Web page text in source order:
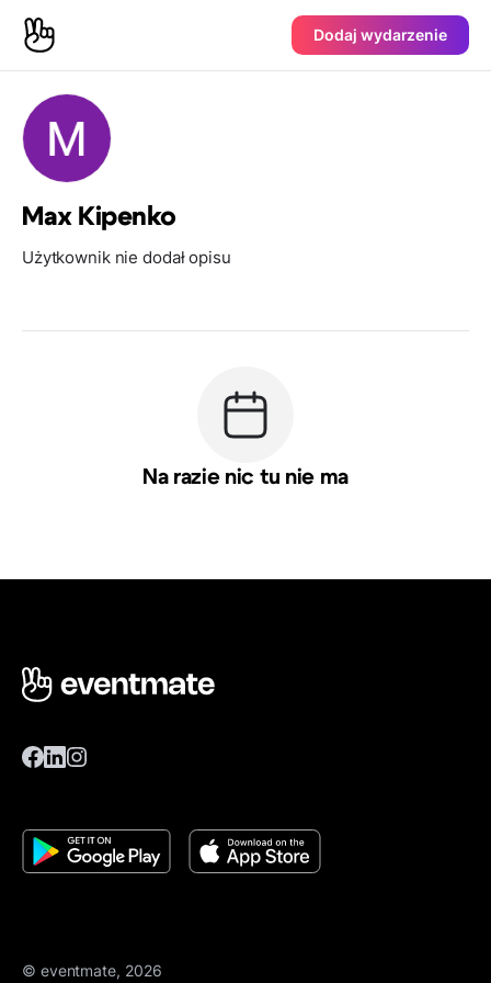
Dodaj wydarzenie
Max Kipenko
Użytkownik nie dodał opisu
Na razie nic tu nie ma
© eventmate, 2026